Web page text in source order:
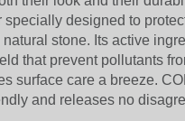
specially designed to
stone. Its active
that prevent pollutants
surface care a breeze.
and releases no